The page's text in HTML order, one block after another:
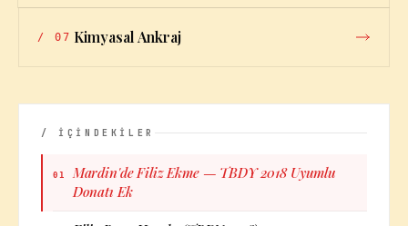
/ 07 Kimyasal Ankraj
/ İÇİNDEKİLER
01
Mardin'de Filiz Ekme — TBDY 2018 Uyumlu
Donatı Ek